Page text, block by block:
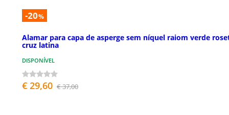
-20%
Alamar para capa de asperge sem níquel raiom verde
cruz latina
DISPONÍVEL
€ 29,60 € 37,00